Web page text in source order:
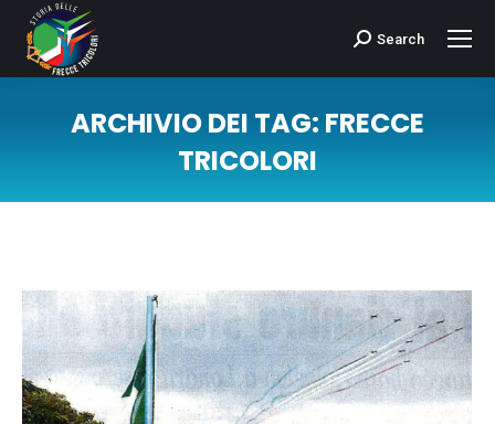
Cerca:Search
ARCHIVIO DEI TAG: FRECCE
TRICOLORI